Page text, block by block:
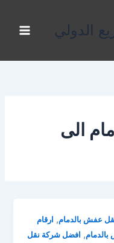
الدولي
الى
عفش بالدمام, ارقام
, افضل شركة نقل